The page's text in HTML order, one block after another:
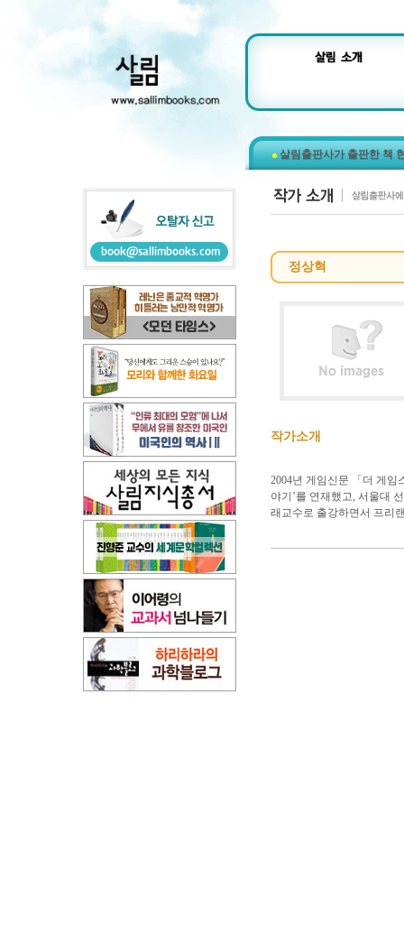
살림출판사가 출판한 책
정상혁
작가소개
2004년 게임신문 「더 게임
야기’를 연재했고, 서울대
래교수로 출강하면서 프리